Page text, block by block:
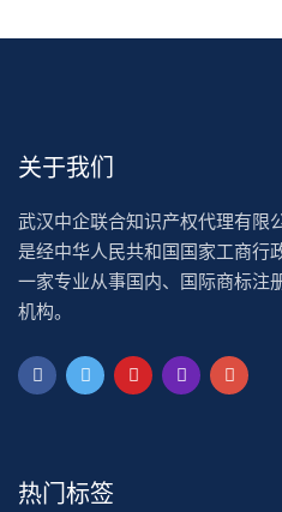
关于我们
武汉中企联合知识产权代理有限
是经中华人民共和国国家工商行
一家专业从事国内、国际商标注
机构。
热门标签